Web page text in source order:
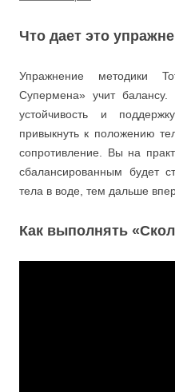
Что дает это
Упражнение методики
Супермена» учит балансу.
устойчивость и
привыкнуть к положению
сопротивление. Вы на
сбалансированным будет
тела в воде, тем дальше
Как выполнять